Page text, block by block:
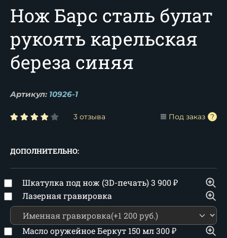
Нож Барс сталь булат
рукоять карельская
береза синяя
Артикул: 10926-1
3 отзыва Под заказ
ДОПОЛНИТЕЛЬНО:
Шкатулка под нож (3D-печать)3 900₽
Лазерная гравировка
Масло оружейное Беркут 150 мл300₽